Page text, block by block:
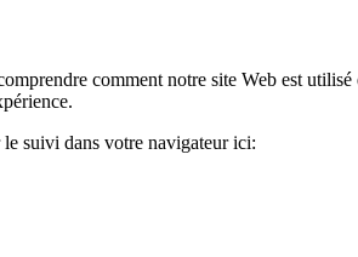
comment notre site Web est
suivi dans votre navigateur ici: